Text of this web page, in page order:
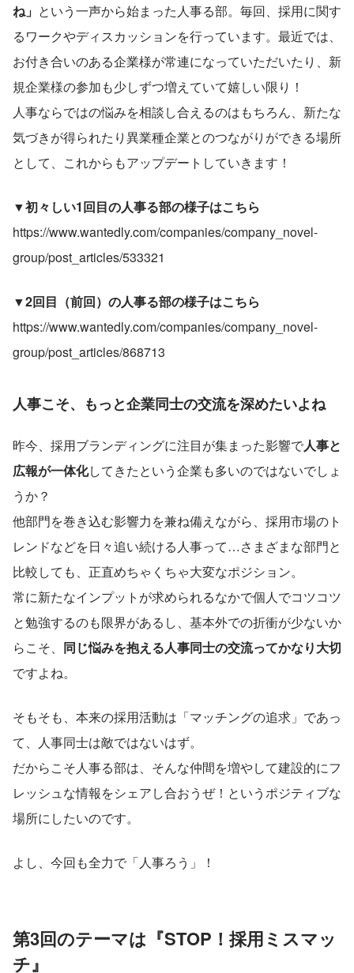
ね」 という一声から始まった人事る部。毎回、採用に関す
るワークやディスカッションを行っています。最近では、
お付き合いのある企業様が常連になっていただいたり、新
規企業様の参加も少しずつ増えていて嬉しい限り！
人事ならではの悩みを相談し合えるのはもちろん、新たな
気づきが得られたり異業種企業とのつながりができる場所
として、これからもアップデートしていきます！
▼初々しい1回目の人事る部の様子はこちら
https://www.wantedly.com/companies/company_novel-
group/post_articles/533321
▼2回目（前回）の人事る部の様子はこちら
https://www.wantedly.com/companies/company_novel-
group/post_articles/868713
人事こそ、もっと企業同士の交流を深めたいよね
昨今、採用ブランディングに注目が集まった影響で人事と
広報が一体化してきたという企業も多いのではないでしょ
うか？
他部門を巻き込む影響力を兼ね備えながら、採用市場のト
レンドなどを日々追い続ける人事って…さまざまな部門と
比較しても、正直めちゃくちゃ大変なポジション。
常に新たなインプットが求められるなかで個人でコツコツ
と勉強するのも限界があるし、基本外での折衝が少ないか
らこそ、 同じ悩みを抱える人事同士の交流ってかなり大切
ですよね。
そもそも、本来の採用活動は「マッチングの追求」であっ
て、人事同士は敵ではないはず。
だからこそ人事る部は、そんな仲間を増やして建設的にフ
レッシュな情報をシェアし合おうぜ！というポジティブな
場所にしたいのです。
よし、今回も全力で「人事ろう」！
第3回のテーマは『STOP！採用ミスマッ
チ』